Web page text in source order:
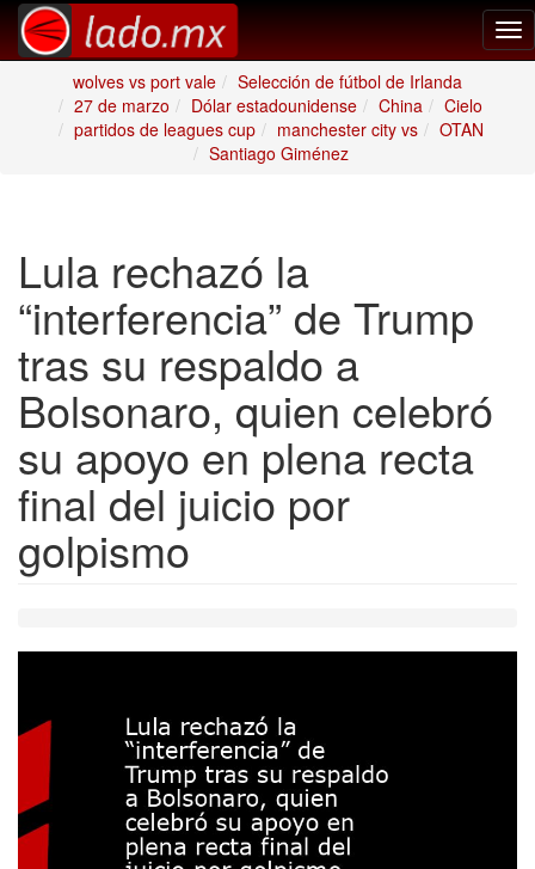
wolves vs port vale
Selección de fútbol de Irlanda
27 de marzo
Dólar estadounidense China
Cielo
partidos de leagues cup
manchester city vs
OTAN
Santiago Giménez
Lula rechazó la
“interferencia” de Trump
tras su respaldo a
Bolsonaro, quien celebró
su apoyo en plena recta
final del juicio por
golpismo